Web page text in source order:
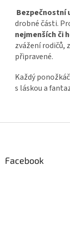
Bezpečnostní
drobné části.
nejmenších či
zvážení rodičů,
připravené.
Každý
s láskou a
Facebook